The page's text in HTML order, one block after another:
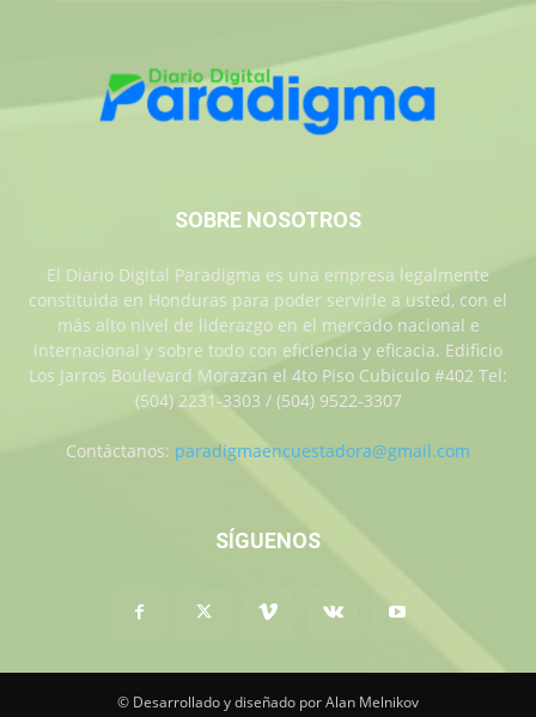
SOBRE NOSOTROS
El Diario Digital Paradigma es una empresa legalmente
constituida en Honduras para poder servirle a usted, con el
más alto nivel de liderazgo en el mercado nacional e
internacional y sobre todo con eficiencia y eficacia. Edificio
Los Jarros Boulevard Morazan el 4to Piso Cubiculo #402 Tel:
(504) 2231-3303 / (504) 9522-3307
Contáctanos: paradigmaencuestadora@gmail.com
SÍGUENOS
© Desarrollado y diseñado por Alan Melnikov